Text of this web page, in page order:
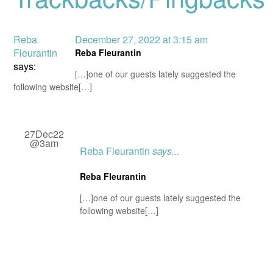
Reba
Fleurantin
says:
December 27, 2022 at 3:15 am
Reba Fleurantin
[…]one of our guests lately suggested the
following website[…]
27Dec22
@3am
Reba Fleurantin says...
Reba Fleurantin
[…]one of our guests lately suggested the
following website[…]